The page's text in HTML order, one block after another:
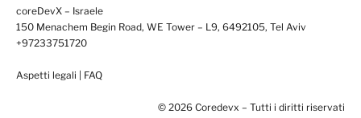
coreDevX – Israele
150 Menachem Begin Road, WE Tower – L9, 6492105, Tel Aviv
+97233751720
Aspetti legali | FAQ
© 2026 Coredevx – Tutti i diritti riservati